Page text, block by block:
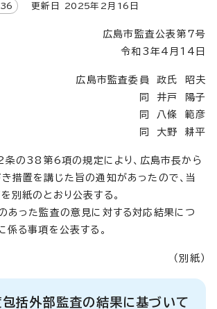
更新日 2025年2月 16 日
広島市監査公表第7号
令和3年4月14日
広島市監査委員 政氏 昭夫
同 井戸 陽子
同 八條 範彦
同 大野 耕平
の38第6項の規定により、広島市長から
措置を講じた旨の通知があったので、当
別紙のとおり公表する。
あった監査の意見に対する対応結果につ
係る事項を公表する。
（別紙）
括外部監査の結果に基づいて